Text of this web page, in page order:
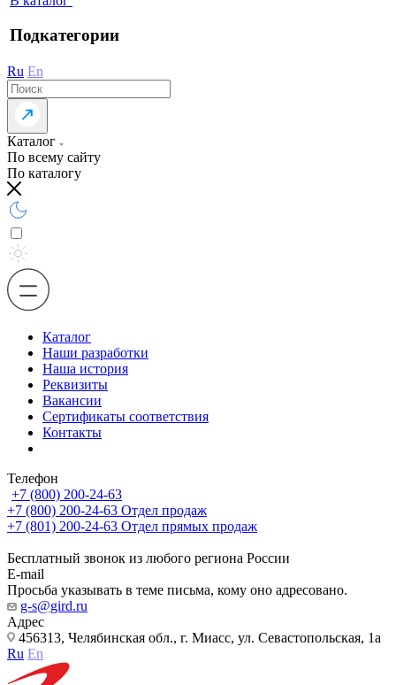
Подкатегории
Ru En
Каталог
По всему сайту
По каталогу
Каталог
Наши разработки
Наша история
Реквизиты
Вакансии
Сертификаты соответствия
Контакты
Телефон
+7 (800) 200-24-63
+7 (800) 200-24-63 Отдел продаж
+7 (801) 200-24-63 Отдел прямых продаж
Бесплатный звонок из любого региона России
E-mail
Просьба указывать в теме письма, кому оно адресовано.
g-s@gird.ru
Адрес
456313, Челябинская обл., г. Миасс, ул. Севастопольская, 1а
Ru En